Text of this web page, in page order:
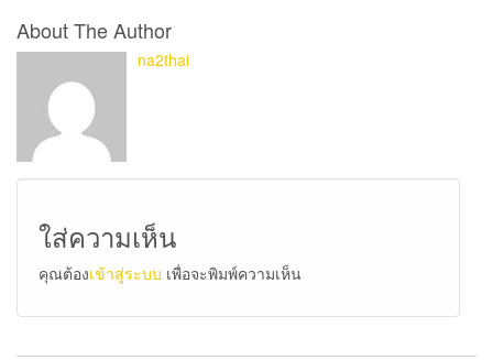
About The Author
na2thai
ใส่ความเห็น
คุณต้องเข้าสู่ระบบ เพื่อจะพิมพ์ความเห็น